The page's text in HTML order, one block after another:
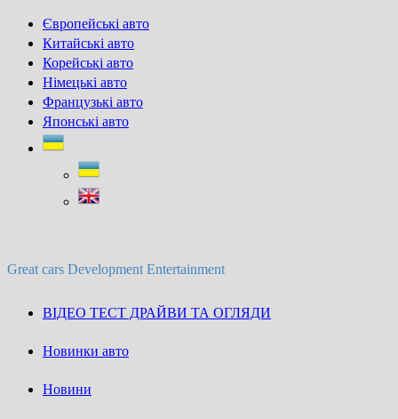
Skip
content
Європейські авто
Китайські авто
Корейські авто
Німецькі авто
Французькі авто
Японські авто
Great cars Development Entertainment
ВІДЕО ТЕСТ ДРАЙВИ ТА ОГЛЯДИ
Новинки авто
Новини